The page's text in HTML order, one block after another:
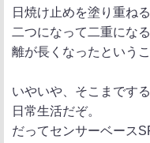
日焼け止めを塗り重ね
二つになって二重にな
離が長くなったというこ
いやいや、そこまでする
日常生活だぞ。
だってセンサーベース